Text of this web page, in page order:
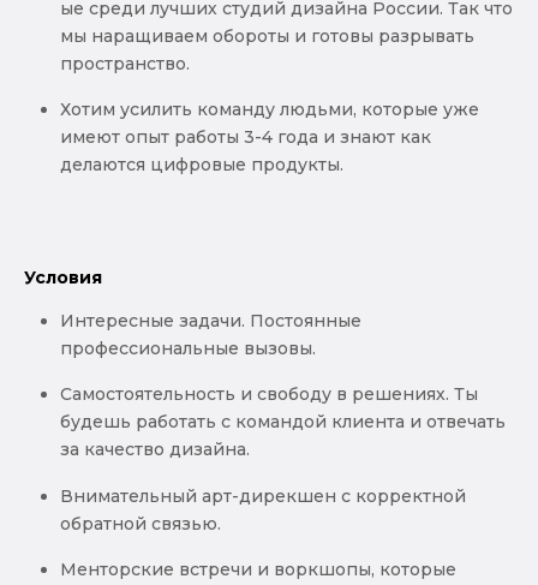
ые среди лучших студий дизайна России. Так что
мы наращиваем обороты и готовы разрывать
пространство.
Хотим усилить команду людьми, которые уже
имеют опыт работы 3-4 года и знают как
делаются цифровые продукты.
Условия
Интересные задачи. Постоянные
профессиональные вызовы.
Самостоятельность и свободу в решениях. Ты
будешь работать с командой клиента и отвечать
за качество дизайна.
Внимательный арт-дирекшен с корректной
обратной связью.
Менторские встречи и воркшопы, которые